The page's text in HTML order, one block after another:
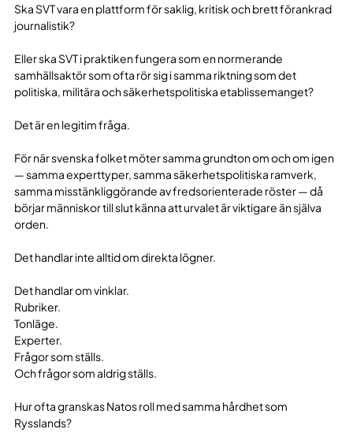
Ska SVT vara en plattform för saklig, kritisk och brett förankrad
journalistik?
Eller ska SVT i praktiken fungera som en normerande
samhällsaktör som ofta rör sig i samma riktning som det
politiska, militära och säkerhetspolitiska etablissemanget?
Det är en legitim fråga.
För när svenska folket möter samma grundton om och om igen
— samma experttyper, samma säkerhetspolitiska ramverk,
samma misstänkliggörande av fredsorienterade röster — då
börjar människor till slut känna att urvalet är viktigare än själva
orden.
Det handlar inte alltid om direkta lögner.
Det handlar om vinklar.
Rubriker.
Tonläge.
Experter.
Frågor som ställs.
Och frågor som aldrig ställs.
Hur ofta granskas Natos roll med samma hårdhet som
Rysslands?